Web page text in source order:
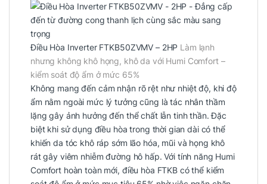
Điều Hòa Inverter FTKB50ZVMV – 2HP Làm lạnh
nhưng không khô họng, khô da với Humi Comfort –
kiểm soát độ ẩm ở mức 65%
Không mang đến cảm nhận rõ rệt như nhiệt độ, khi độ
ẩm nằm ngoài mức lý tưởng cũng là tác nhân thầm
lặng gây ảnh hưởng đến thể chất lẫn tinh thần. Đặc
biệt khi sử dụng điều hòa trong thời gian dài có thể
khiến da tóc khô ráp sớm lão hóa, mũi và họng khô
rát gây viêm nhiễm đường hô hấp. Với tính năng Humi
Comfort hoàn toàn mới, điều hòa FTKB có thể kiểm